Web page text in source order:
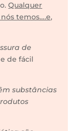
Qualquer
temos….e,
de
e de fácil
substâncias